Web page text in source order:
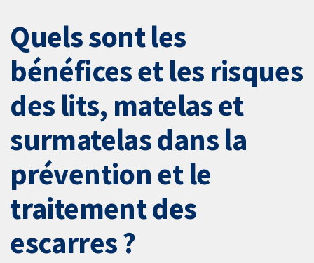
Quels sont les
bénéfices et les risques
des lits, matelas et
surmatelas dans la
prévention et le
traitement des
escarres ?